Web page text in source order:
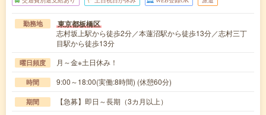
勤務地 東京都板橋区
志村坂上駅から徒歩2分／本蓮沼駅から徒歩13分／志村三丁
目駅から徒歩13分
曜日頻度 月～金※土日休み！
時間 9:00～18:00(実働:8時間) (休憩60分)
期間 【急募】即日～長期（3カ月以上）